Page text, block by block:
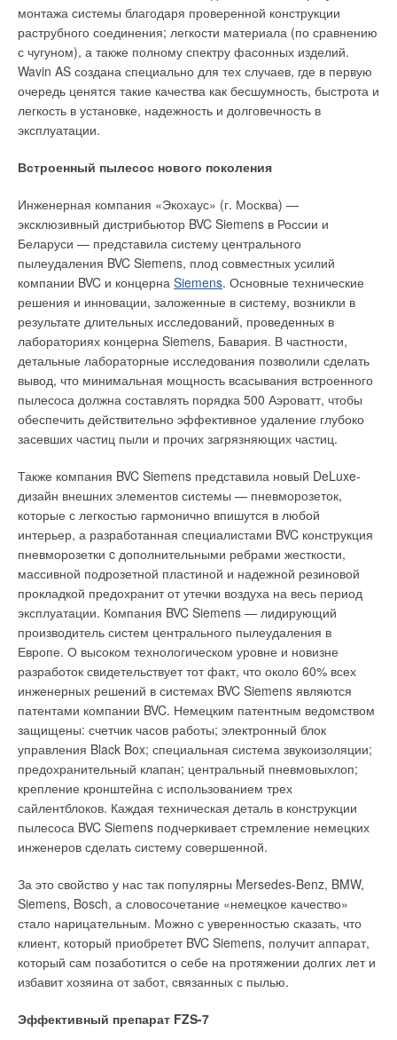
монтажа системы благодаря проверенной конструкции
раструбного соединения; легкости материала (по сравнению
с чугуном), а также полному спектру фасонных изделий.
Wavin AS создана специально для тех случаев, где в первую
очередь ценятся такие качества как бесшумность, быстрота и
легкость в установке, надежность и долговечность в
эксплуатации.
Встроенный пылесос нового поколения
Инженерная компания «Экохаус» (г. Москва) —
эксклюзивный дистрибьютор BVC Siemens в России и
Беларуси — представила систему центрального
пылеудаления BVC Siemens, плод совместных усилий
компании BVC и концерна Siemens. Основные технические
решения и инновации, заложенные в систему, возникли в
результате длительных исследований, проведенных в
лабораториях концерна Siemens, Бавария. В частности,
детальные лабораторные исследования позволили сделать
вывод, что минимальная мощность всасывания встроенного
пылесоса должна составлять порядка 500 Аэроватт, чтобы
обеспечить действительно эффективное удаление глубоко
засевших частиц пыли и прочих загрязняющих частиц.
Также компания BVC Siemens представила новый DeLuxe-
дизайн внешних элементов системы — пневморозеток,
которые с легкостью гармонично впишутся в любой
интерьер, а разработанная специалистами BVC конструкция
пневморозетки c дополнительными ребрами жесткости,
массивной подрозетной пластиной и надежной резиновой
прокладкой предохранит от утечки воздуха на весь период
эксплуатации. Компания BVC Siemens — лидирующий
производитель систем центрального пылеудаления в
Европе. О высоком технологическом уровне и новизне
разработок свидетельствует тот факт, что около 60% всех
инженерных решений в системах BVC Siemens являются
патентами компании BVC. Немецким патентным ведомством
защищены: счетчик часов работы; электронный блок
управления Black Box; специальная система звукоизоляции;
предохранительный клапан; центральный пневмовыхлоп;
крепление кронштейна с использованием трех
сайлентблоков. Каждая техническая деталь в конструкции
пылесоса BVC Siemens подчеркивает стремление немецких
инженеров сделать систему совершенной.
За это свойство у нас так популярны Mersedes-Benz, BMW,
Siemens, Bosch, а словосочетание «немецкое качество»
стало нарицательным. Можно с уверенностью сказать, что
клиент, который приобретет BVC Siemens, получит аппарат,
который сам позаботится о себе на протяжении долгих лет и
избавит хозяина от забот, связанных с пылью.
Эффективный препарат FZS-7
Ливневые стоки дождевой и талой воды часто устанавливают
на рампах, мостах и эстакадах, а дренажные системы для
отвода воды — в низкой местности. Географические условия
и суточные изменения температуры в районе 0°С могут
привести к обледенению водостока, что станет причиной
образования льда во всей системе. В периоды оттепели
система стока не оттаивает полностью и талая вода не
дальнейшее обмерзание системы, которое нарушает ее
разрушению. Этих проблем можно избежать, установив
нагревательные кабели deviflex™ в водосточные и
дренажные трубы.
Антенны и провода
Системы отопления DEVI используют в качестве систем
защиты от обледенения мачтовых, параболических антенн и
т.п., где существует риск падения снега и льда (сосулек) на
пешеходов или обледенение может нарушить нормальную
работу оборудования. Еще один немаловажный
положительный момент — отсутствие необходимости
удалять лед и снег вручную.
Резервуары
Необходимость защиты труб и резервуаров от замерзания
возникает с целью поддержания свободного тока
транспортируемых жидкостей, а также для обеспечения
минимально допустимой температуры в системах
резервуаров, чтобы избежать проблем, связанных с застоями
жидкости, коагуляцией или загустением. Системы защиты от
замерзания можно использовать для различных резервуаров
и контейнеров в сельском хозяйстве и промышленности.
Отопление помещений для животных
В сельском хозяйстве часто возникают проблемы с
созданием для животных оптимальных температурных
режимов. Например, для быстрого роста поросят
необходимо, чтобы температура тела не снижалась из-за
прохладного пола или помещения, в котором они находятся.
Оптимальное решение — установка нагревательных кабелей
deviflex™ в пол. В свинарниках с новорожденными
поросятами в течение первых двух дней необходимо
поддерживать температуру около 30°C. На протяжении
следующих 4-х недель температура должна быть
постепенно понижена до 18°C. Этого легко добиться с
помощью электронного терморегулятора devireg™.
В инкубаторах с цыплятами выгодно установить систему
электрического подогрева пола при помощи нагревательных
кабелей deviflex™.